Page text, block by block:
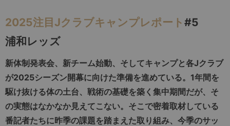
2025注目Jクラブキャンプレポート #5
浦和レッズ
新体制発表会、新チーム始動、そしてキャンプと各Jクラブ
が2025シーズン開幕に向けた準備を進めている。1年間を
駆け抜ける体の土台、戦術の基礎を築く集中期間だが、そ
の実態はなかなか見えてこない。そこで密着取材している
番記者たちに昨季の課題を踏まえた取り組み、今季のサッ